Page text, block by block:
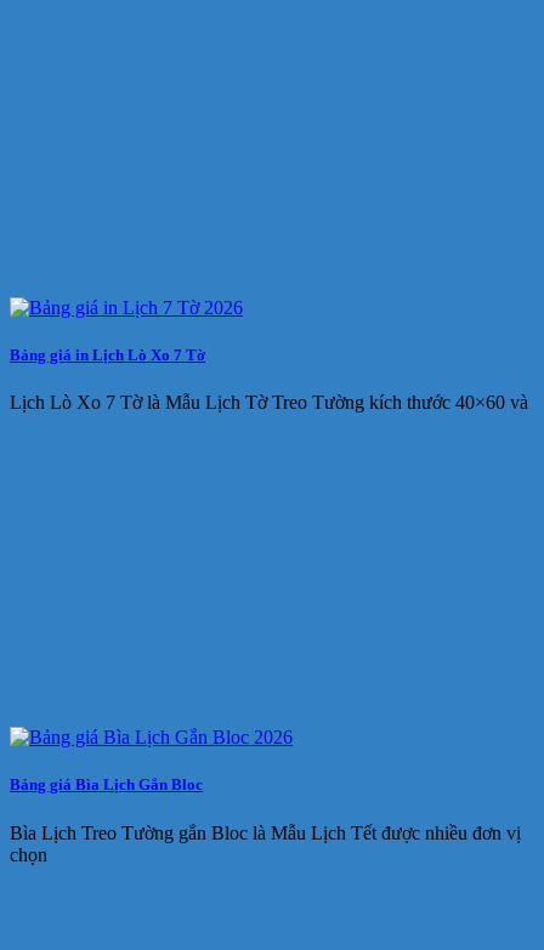
Bảng giá in Lịch Lò Xo 7 Tờ
Lịch Lò Xo 7 Tờ là Mẫu Lịch Tờ Treo Tường kích thước 40×60 và
Bảng giá Bìa Lịch Gắn Bloc
Bìa Lịch Treo Tường gắn Bloc là Mẫu Lịch Tết được nhiều đơn vị
chọn